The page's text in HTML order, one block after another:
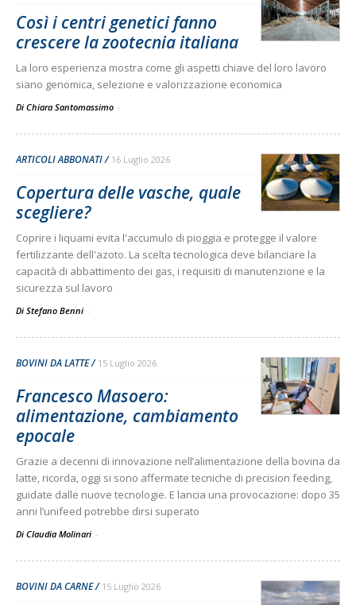
Così i centri genetici fanno
crescere la zootecnia italiana
La loro esperienza mostra come gli aspetti chiave del loro lavoro
siano genomica, selezione e valorizzazione economica
Di Chiara Santomassimo -
ARTICOLI ABBONATI 16 Luglio 2026
Copertura delle vasche, quale
scegliere?
Coprire i liquami evita l'accumulo di pioggia e protegge il valore
fertilizzante dell'azoto. La scelta tecnologica deve bilanciare la
capacità di abbattimento dei gas, i requisiti di manutenzione e la
sicurezza sul lavoro
Di Stefano Benni -
BOVINI DA LATTE 15 Luglio 2026
Francesco Masoero:
alimentazione, cambiamento
epocale
Grazie a decenni di innovazione nell’alimentazione della bovina da
latte, ricorda, oggi si sono affermate tecniche di precision feeding,
guidate dalle nuove tecnologie. E lancia una provocazione: dopo 35
anni l’unifeed potrebbe dirsi superato
Di Claudia Molinari -
BOVINI DA CARNE 15 Luglio 2026